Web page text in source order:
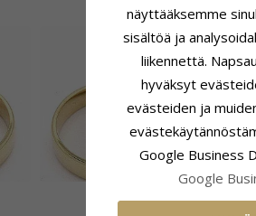
näyttääksemme
sisältöä ja
liikennettä.
hyväksyt
evästeiden ja
Google Business
Google